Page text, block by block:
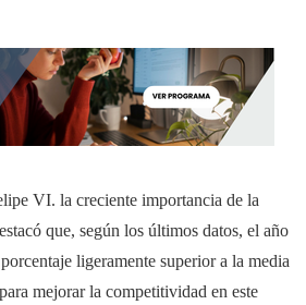
VI. la creciente importancia de la
que, según los últimos datos, el año
ligeramente superior a la media
mejorar la competitividad en este